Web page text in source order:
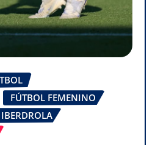
FÚTBOL FEMENINO